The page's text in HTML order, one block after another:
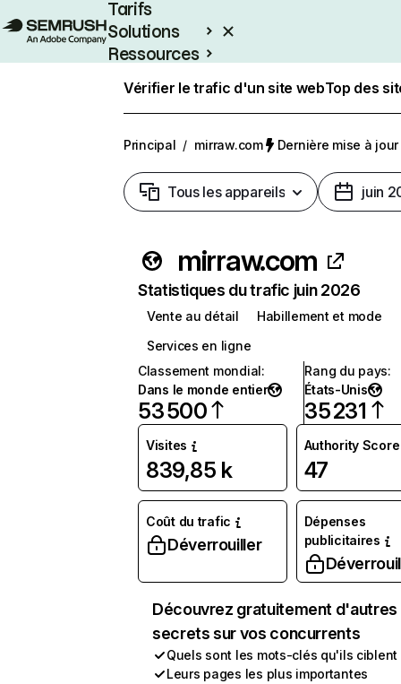
Tarifs
Solutions
Ressources
Vérifier le trafic d'un site webTop des
Principal / mirraw.com Dernière mise à
Tous les appareils juin
mirraw.com
Statistiques du trafic juin 2026
Vente au détail
Habillement et mode
Services en ligne
Classement mondial:
Dans le monde entier
53 500
Rang du pays:
États-Unis
35 231
Visites
839,85 k
Authority Score
47
Coût du trafic
Déverrouiller
Dépenses
publicitaires
Découvrez gratuitement d'autres
secrets sur vos concurrents
Quels sont les mots-clés qu'ils ciblent
Leurs pages les plus importantes